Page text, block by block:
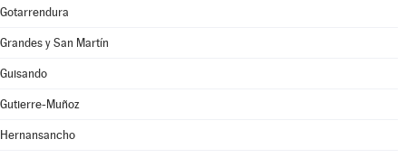
Gotarrendura
Grandes y San Martín
Guisando
Gutierre-Muñoz
Hernansancho